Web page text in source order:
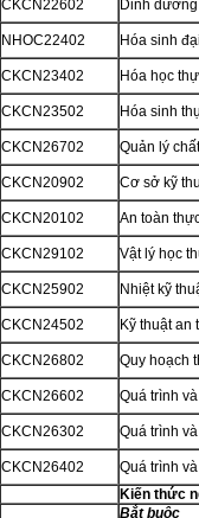
CKCN22602
Dinh
NHOC22402
Hóa sinh
CKCN23402
Hóa học
CKCN23502
Hóa sinh
CKCN26702
Quản lý
CKCN20902
Cơ sở kỹ
CKCN20102
An toàn
CKCN29102
Vật lý học
CKCN25902
Nhiệt kỹ
CKCN24502
Kỹ thuật an
CKCN26802
Quy hoạch
CKCN26602
Quá trình
CKCN26302
Quá trình
CKCN26402
Quá trình
Kiến thức
Bắt buộc